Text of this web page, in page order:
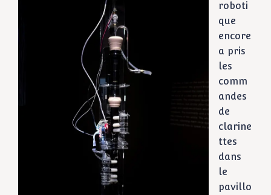
roboti
que
encore
a pris
les
comm
andes
de
clarine
ttes
dans
le
pavillo